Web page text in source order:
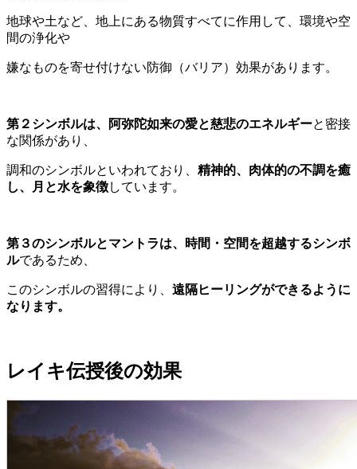
地球や土など、地上にある物質すべてに作用して、環境や空
間の浄化や
嫌なものを寄せ付けない防御（バリア）効果があります。
第２シンボルは、阿弥陀如来の愛と慈悲のエネルギーと密接
な関係があり、
調和のシンボルといわれており、 精神的、肉体的の不調を癒
し、月と水を象徴しています。
第３のシンボルとマントラは、 時間・空間を超越するシンボ
ルであるため、
このシンボルの習得により、 遠隔ヒーリングができるように
なります。
レイキ伝授後の効果